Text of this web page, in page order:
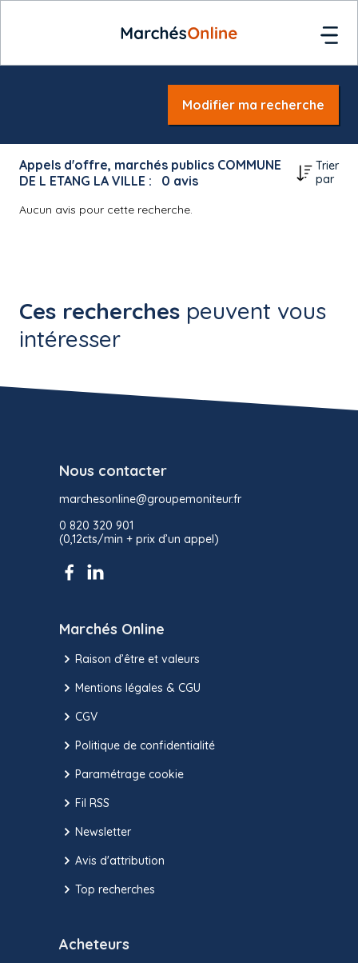
Modifier ma recherche
Appels d'offre, marchés publics COMMUNE
DE L ETANG LA VILLE :
0 avis
Trier
par
Aucun avis pour cette recherche.
Ces recherches peuvent vous
intéresser
Nous contacter
marchesonline@groupemoniteur.fr
0 820 320 901
(0,12cts/min + prix d’un appel)
Marchés Online
Raison d’être et valeurs
Mentions légales & CGU
CGV
Politique de confidentialité
Paramétrage cookie
Fil RSS
Newsletter
Avis d'attribution
Top recherches
Acheteurs